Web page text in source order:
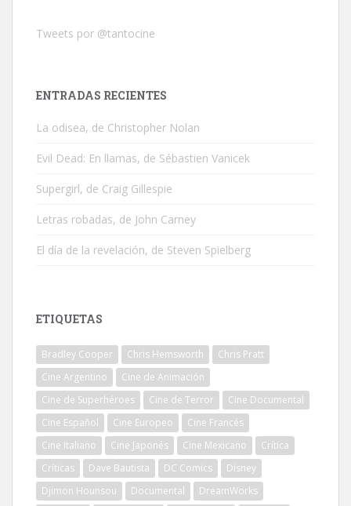
Tweets por @tantocine
ENTRADAS RECIENTES
La odisea, de Christopher Nolan
Evil Dead: En llamas, de Sébastien Vanicek
Supergirl, de Craig Gillespie
Letras robadas, de John Carney
El día de la revelación, de Steven Spielberg
ETIQUETAS
Bradley Cooper Chris Hemsworth
Chris Pratt
Cine Argentino
Cine de Animación
Cine de Superhéroes
Cine de Terror
Cine Documental
Cine Español
Cine Europeo
Cine Francés
Cine Italiano
Cine Japonés Cine Mexicano
Crítica
Críticas
Dave Bautista DC Comics
Disney
Djimon Hounsou
Documental
DreamWorks